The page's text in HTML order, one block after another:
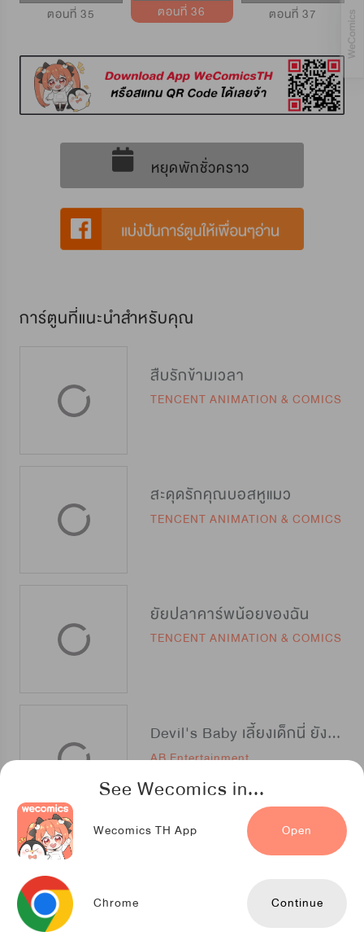
See Wecomics in...
Wecomics TH App Open
Chrome Continue
ตอนที่ 35 ตอนที่ 36 ตอนที่ 37
หยุดพักชั่วคราว
การ์ตูนที่แนะนำสำหรับคุณ
สืบรักข้ามเวลา
TENCENT ANIMATION & COMICS
สะดุดรักคุณบอสหูแมว
TENCENT ANIMATION & COMICS
ยัยปลาคาร์พน้อยของฉัน
TENCENT ANIMATION & COMICS
Devil's Baby เลี้ยงเด็กนี่ ยังไงดีนะ?
AB Entertainment
วิวาห์เซอร์ไวเวิล